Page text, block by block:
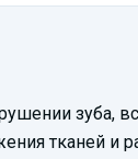
Смотреть
зуба,
тканей и